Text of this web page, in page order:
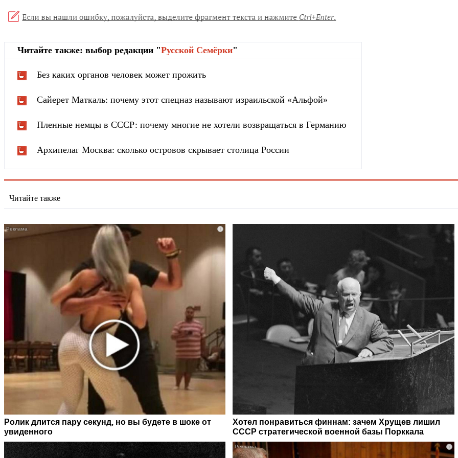
Читайте также: выбор редакции "Русской Cемёрки"
Без каких органов человек может прожить
Сайерет Маткаль: почему этот спецназ называют израильской «Альфой»
Пленные немцы в СССР: почему многие не хотели возвращаться в Германию
Архипелаг Москва: сколько островов скрывает столица России
Читайте также
i
Ролик длится пару секунд, но вы будете в шоке от
увиденного
Хотел понравиться финнам: зачем Хрущев лишил
СССР стратегической военной базы Порккала
i